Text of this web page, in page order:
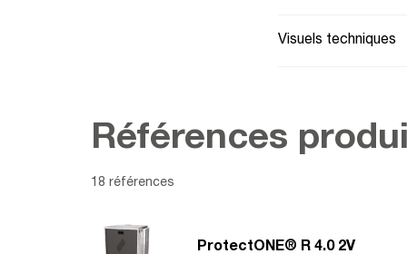
Visuels techniques
Références
18 références
ProtectONE® R 4.0 2V